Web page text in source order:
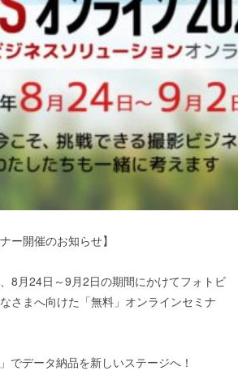
ー開催のお知らせ】
8月24日～9月2日の期間にかけてフォトビ
さまへ向けた「無料」オンラインセミナ
でデータ納品を新しいステージへ！